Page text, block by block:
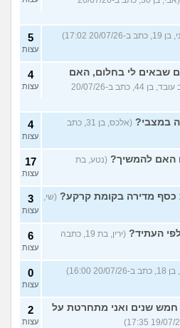
ב-20/07/26 17:02) 5
עצות
שבאים לי בחלום, האם
(אב עובד, בן 44, כתב ב-20/07/26
4
עצות
במצבי?
(אלכס, בן 31, כתב
4
עצות
האם להמשיך? (נטע, בת
17
עצות
כסף מדירה בקומת קרקע? (שי,
3
עצות
העתיד?
(ירין, בת 19, כתבה
6
עצות
26 16:00)
0
עצות
חמש שנים ואני מתחרטת על
2
עצות